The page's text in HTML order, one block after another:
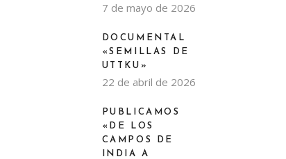
7 de mayo de 2026
DOCUMENTAL
«SEMILLAS DE
UTTKU»
22 de abril de 2026
PUBLICAMOS
«DE LOS
CAMPOS DE
INDIA A